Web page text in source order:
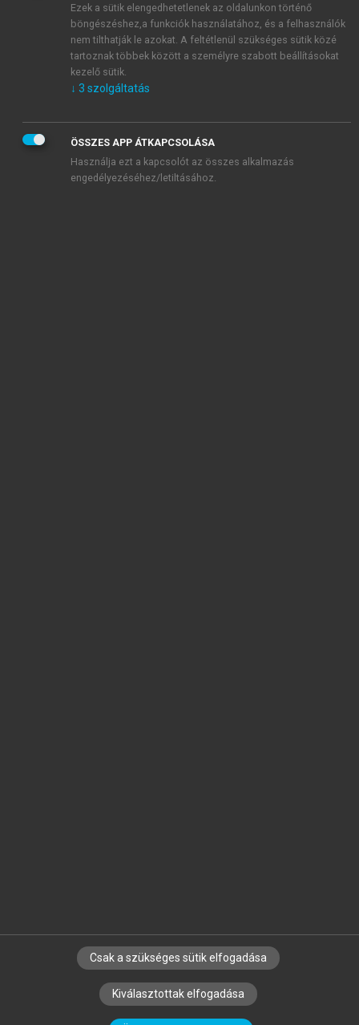
veszem és elfogadom.
Általános vásárlási feltételeket, valamint a szotar.netés a
mersz.huoldalak licencszerződéseiben foglaltakat
tudomásul veszem és elfogadom.
KIPRÓBÁLOM
SZERZŐKNEK CÉGEKNEK KÖNYVTÁROSOKNAK
SZERKESZTÉSI ÉS LEKTORÁLÁSI ALAPELVEK
Ezek a sütik elengedhetetlenek az oldalunkon történő
böngészéshez,a funkciók használatához, és a felhasználók
nem tilthatják le azokat. A feltétlenül szükséges sütik közé
tartoznak többek között a személyre szabott beállításokat
kezelő sütik.
↓ 3 szolgáltatás
ÖSSZES APP ÁTKAPCSOLÁSA
Használja ezt a kapcsolót az összes alkalmazás
engedélyezéséhez/letiltásához.
Csak a szükséges sütik elfogadása
Kiválasztottak elfogadása